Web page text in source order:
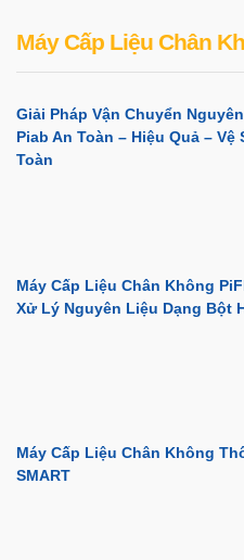
Máy Cấp Liệu Chân
Giải Pháp Vận Chuyển
Piab An Toàn – Hiệu Quả –
Toàn
Máy Cấp Liệu Chân Không
Xử Lý Nguyên Liệu Dạng Bột
Máy Cấp Liệu Chân Không
SMART